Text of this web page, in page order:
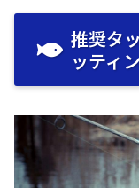
推奨タ
ッティ